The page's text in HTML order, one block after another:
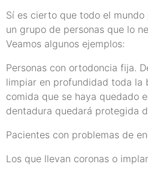
Sí es cierto que todo el
un grupo de personas que lo
Veamos algunos ejemplos:
Personas con ortodoncia fija.
limpiar en profundidad toda la
comida que se haya quedado
dentadura quedará protegida
Pacientes con problemas de
Los que llevan coronas o